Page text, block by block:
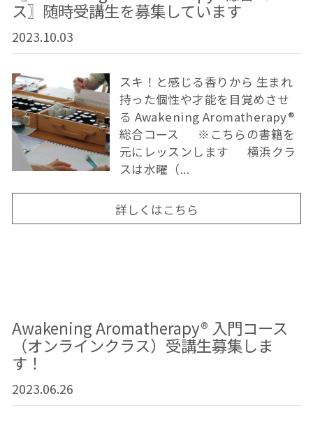
ス〗随時受講生を募集しています
2023.10.03
スキ！と感じる香りから 生まれ
持った個性や才能を目覚めさせ
る Awakening Aromatherapy®
総合コース ※こちらの書籍を
元にレッスンします 横浜クラ
スは水曜（...
詳しくはこちら
Awakening Aromatherapy® 入門コース
（オンラインクラス）受講生募集しま
す！
2023.06.26